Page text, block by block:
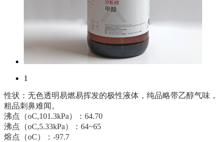
1
性状：无色透明易燃易挥发的极性液体，纯品略带乙醇气味，
粗品刺鼻难闻。
沸点（oC,101.3kPa）：64.70
沸点（oC,5.33kPa）：64~65
熔点（oC）：-97.7